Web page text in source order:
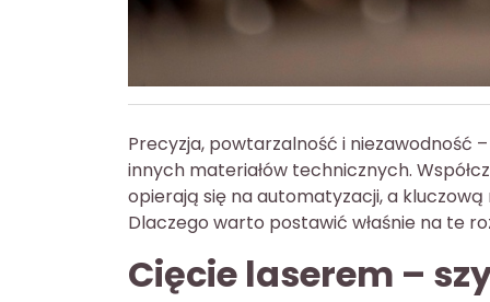
Precyzja, powtarzalność i niezawodność
innych materiałów technicznych.
opierają się na automatyzacji, a kluczową
Dlaczego warto postawić właśnie na te
Cięcie laserem –